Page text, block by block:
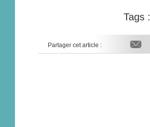
Tags :
Partager cet article :